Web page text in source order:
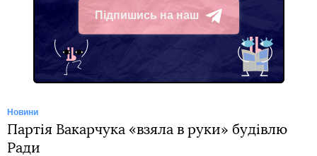
Підпишись на наш
Telegram
Новини
Партія Вакарчука «взяла в руки» будівлю
Ради